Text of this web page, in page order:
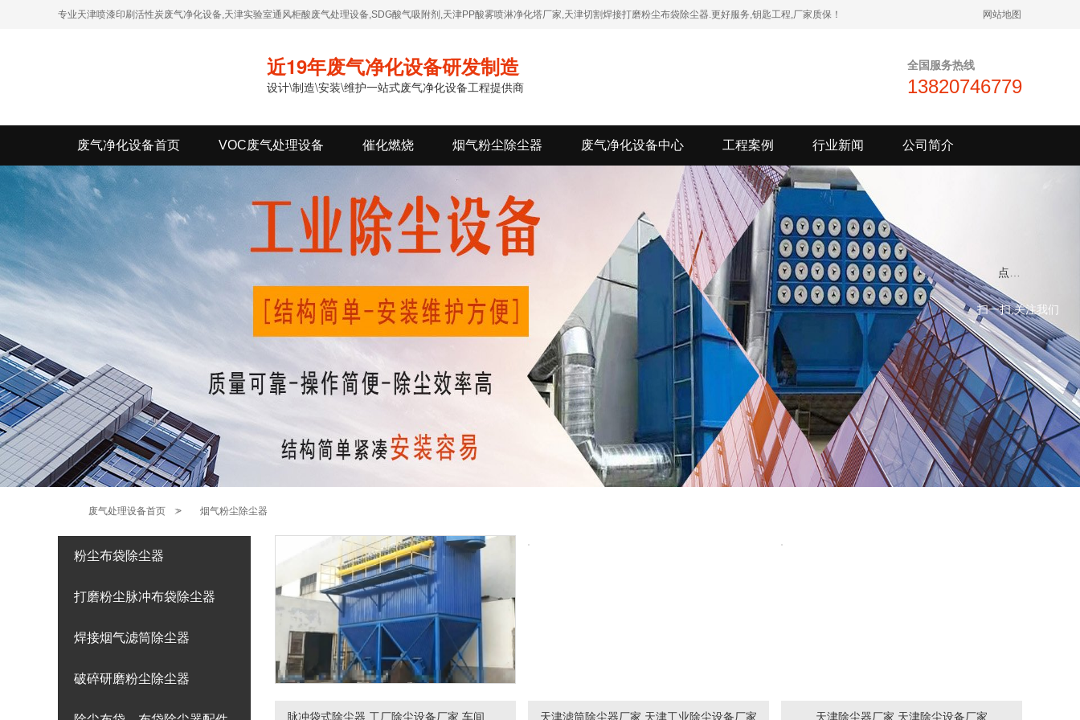
专业天津喷漆印刷活性炭废气净化设备,天津实验室通风柜酸废气处理设备,SDG酸气吸附剂,天津PP酸雾喷淋净化塔厂家,天津切割焊接打磨粉尘布袋除尘器.更好服务,钥匙工程,厂家质保！ 网站地图
近19年废气净化设备研发制造
设计\制造\安装\维护一站式废气净化设备工程提供商
全国服务热线
13820746779
废气净化设备首页 VOC废气处理设备 催化燃烧 烟气粉尘除尘器 废气净化设备中心 工程案例 行业新闻 公司简介
废气处理设备首页 > 烟气粉尘除尘器
粉尘布袋除尘器
打磨粉尘脉冲布袋除尘器
焊接烟气滤筒除尘器
破碎研磨粉尘除尘器
天津滤筒除尘器厂家,天津工业除尘设备厂家 天津除尘器厂家,天津除尘设备厂家
扫一扫,关注我们